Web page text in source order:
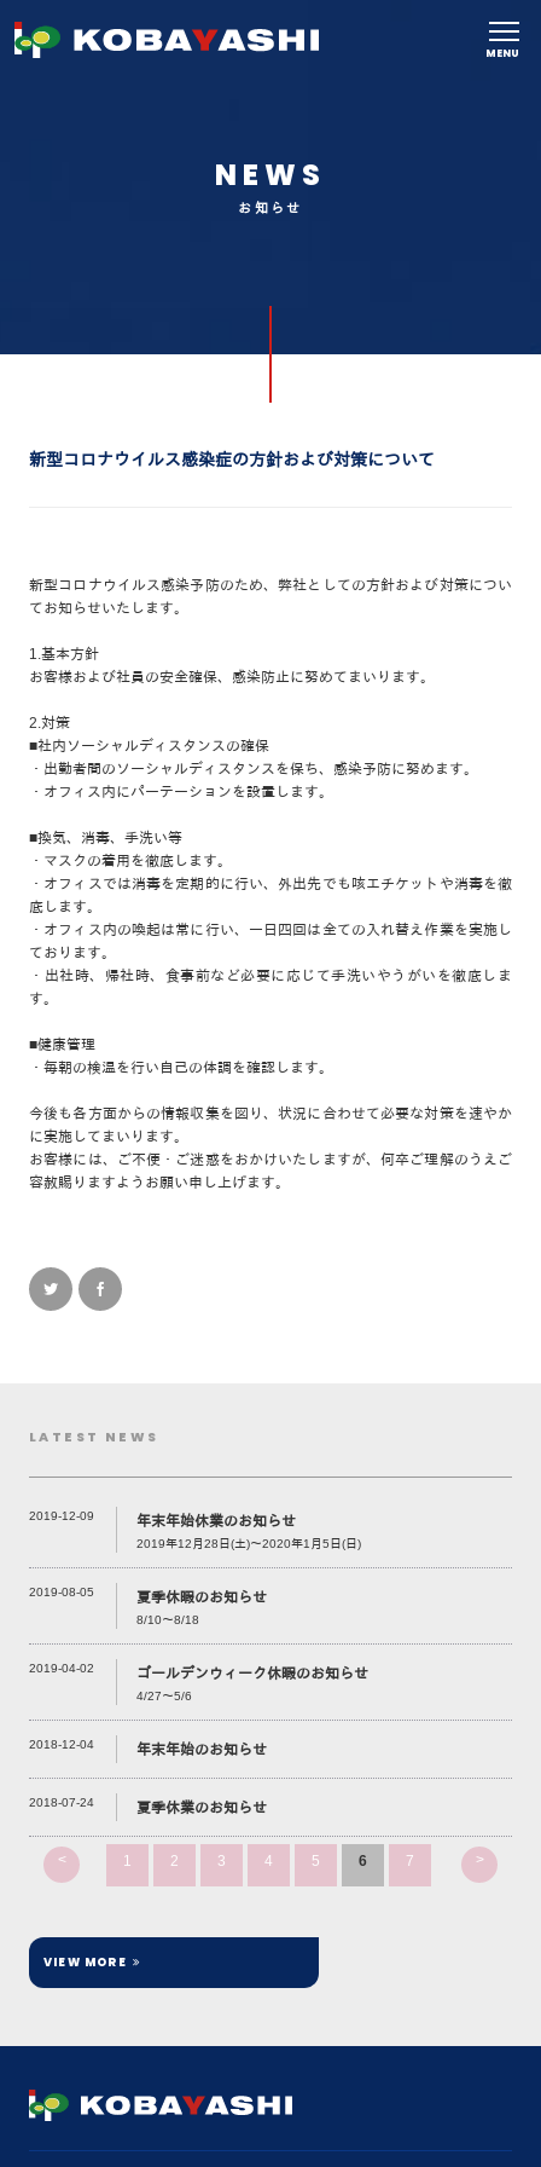
MENU
NEWS
お知らせ
新型コロナウイルス感染症の方針および対策について
新型コロナウイルス感染予防のため、弊社としての方針および対策につい
てお知らせいたします。
1.基本方針
お客様および社員の安全確保、感染防止に努めてまいります。
2.対策
■社内ソーシャルディスタンスの確保
・出勤者間のソーシャルディスタンスを保ち、感染予防に努めます。
・オフィス内にパーテーションを設置します。
■換気、消毒、手洗い等
・マスクの着用を徹底します。
・オフィスでは消毒を定期的に行い、外出先でも咳エチケットや消毒を徹
底します。
・オフィス内の喚起は常に行い、一日四回は全ての入れ替え作業を実施し
ております。
・出社時、帰社時、食事前など必要に応じて手洗いやうがいを徹底しま
す。
■健康管理
・毎朝の検温を行い自己の体調を確認します。
今後も各方面からの情報収集を図り、状況に合わせて必要な対策を速やか
に実施してまいります。
お客様には、ご不便・ご迷惑をおかけいたしますが、何卒ご理解のうえご
容赦賜りますようお願い申し上げます。
LATEST NEWS
2019-12-09 年末年始休業のお知らせ
2019年12月28日(土)～2020年1月5日(日)
2019-08-05 夏季休暇のお知らせ
8/10～8/18
2019-04-02 ゴールデンウィーク休暇のお知らせ
4/27～5/6
2018-12-04 年末年始のお知らせ
2018-07-24 夏季休業のお知らせ
< 1 2 3 4 5 6 7 >
VIEW MORE